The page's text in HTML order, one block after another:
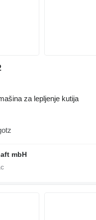
za lepljenje kutija
mbH